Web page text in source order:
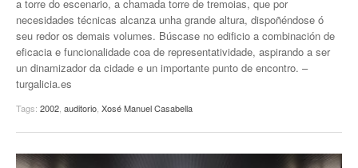
a torre do escenario, a chamada torre de tremoias, que por
necesidades técnicas alcanza unha grande altura, dispoñéndose ó
seu redor os demais volumes. Búscase no edificio a combinación de
eficacia e funcionalidade coa de representatividade, aspirando a ser
un dinamizador da cidade e un importante punto de encontro. –
turgalicia.es
Tags: 2002 auditorio Xosé Manuel Casabella